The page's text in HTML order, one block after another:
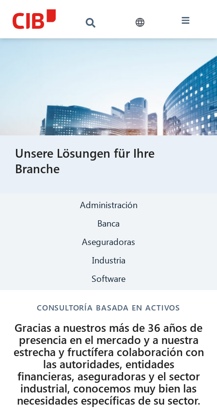
Unsere Lösungen für Ihre
Branche
Administración
Banca
Aseguradoras
Industria
Software
CONSULTORÍA BASADA EN ACTIVOS
Gracias a nuestros más de 36 años de
presencia en el mercado y a nuestra
estrecha y fructífera colaboración con
las autoridades, entidades
financieras, aseguradoras y el sector
industrial, conocemos muy bien las
necesidades específicas de su sector.